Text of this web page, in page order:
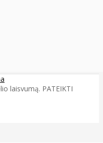
laisvumą. PATEIKTI